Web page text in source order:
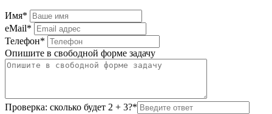
Имя*
eMail*
Телефон*
Опишите в свободной форме задачу
Проверка: сколько будет 2 + 3?*